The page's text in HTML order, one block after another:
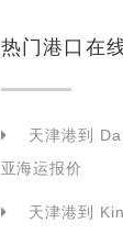
热门港口在
天津港到
亚海运报价
天津港到